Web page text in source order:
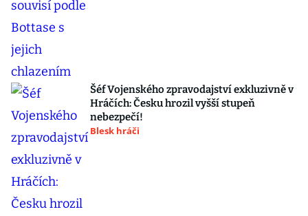
Šéf Vojenského zpravodajství exkluzivně v
Hráčích: Česku hrozil vyšší stupeň
nebezpečí!
Blesk hráči